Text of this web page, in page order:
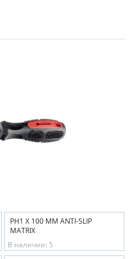
PH1 Х 100 ММ ANTI-SLIP
MATRIX
В наличии: 5